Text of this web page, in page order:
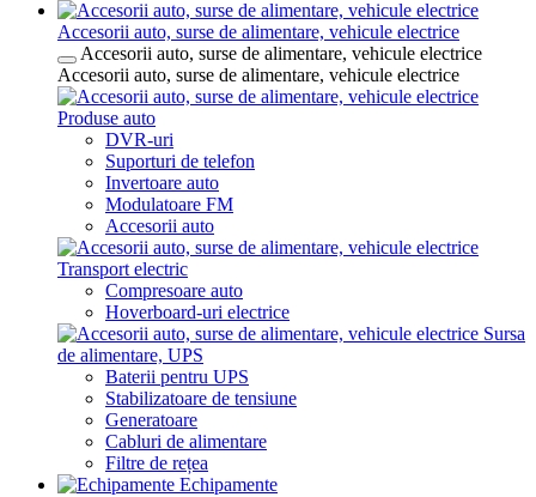
Accesorii auto, surse de alimentare, vehicule electrice
Accesorii auto, surse de alimentare, vehicule electrice
Accesorii auto, surse de alimentare, vehicule electrice
Produse auto
DVR-uri
Suporturi de telefon
Invertoare auto
Modulatoare FM
Accesorii auto
Transport electric
Compresoare auto
Hoverboard-uri electrice
Sursa
de alimentare, UPS
Baterii pentru UPS
Stabilizatoare de tensiune
Generatoare
Cabluri de alimentare
Filtre de rețea
Echipamente